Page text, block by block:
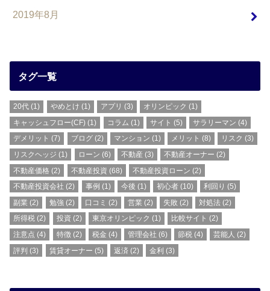
2019年8月
タグ一覧
20代 (1) やめとけ (1) アプリ (3) オリンピック (1)
キャッシュフロー(CF) (1) コラム (1) サイト (5) サラリーマン (4)
デメリット (7) ブログ(2) マンション (1) メリット (8) リスク (3)
リスクヘッジ (1) ローン (6) 不動産(3) 不動産オーナー (2)
不動産価格 (2) 不動産投資 (68) 不動産投資ローン (2)
不動産投資会社 (2) 事例 (1) 今後 (1) 初心者 (10) 利回り (5)
副業 (2) 勉強 (2) 口コミ (2) 営業 (2) 失敗 (2) 対処法 (2)
所得税 (2) 投資 (2) 東京オリンピック (1) 比較サイト (2)
注意点 (4) 特徴(2) 税金 (4) 管理会社 (6) 節税 (4) 芸能人 (2)
評判 (3) 賃貸オーナー (5) 返済 (2) 金利 (3)